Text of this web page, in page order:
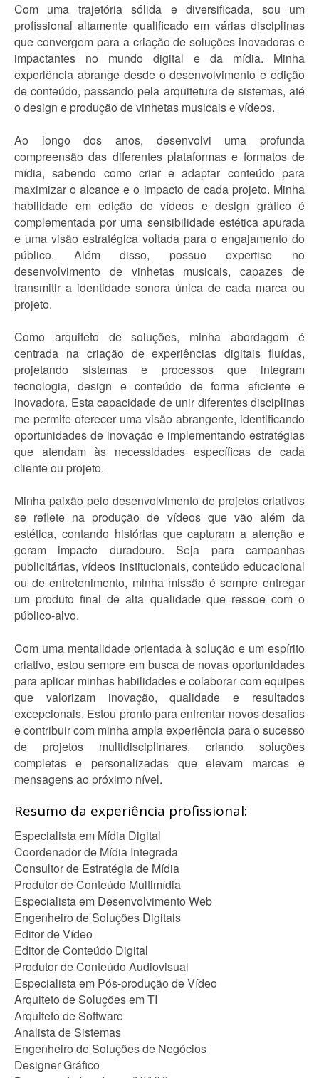
Com uma trajetória sólida e diversificada, sou um
profissional altamente qualificado em várias disciplinas
que convergem para a criação de soluções inovadoras e
impactantes no mundo digital e da mídia. Minha
experiência abrange desde o desenvolvimento e edição
de conteúdo, passando pela arquitetura de sistemas, até
o design e produção de vinhetas musicais e vídeos.
Ao longo dos anos, desenvolvi uma profunda
compreensão das diferentes plataformas e formatos de
mídia, sabendo como criar e adaptar conteúdo para
maximizar o alcance e o impacto de cada projeto. Minha
habilidade em edição de vídeos e design gráfico é
complementada por uma sensibilidade estética apurada
e uma visão estratégica voltada para o engajamento do
público. Além disso, possuo expertise no
desenvolvimento de vinhetas musicais, capazes de
transmitir a identidade sonora única de cada marca ou
projeto.
Como arquiteto de soluções, minha abordagem é
centrada na criação de experiências digitais fluídas,
projetando sistemas e processos que integram
tecnologia, design e conteúdo de forma eficiente e
inovadora. Esta capacidade de unir diferentes disciplinas
me permite oferecer uma visão abrangente, identificando
oportunidades de inovação e implementando estratégias
que atendam às necessidades específicas de cada
cliente ou projeto.
Minha paixão pelo desenvolvimento de projetos criativos
se reflete na produção de vídeos que vão além da
estética, contando histórias que capturam a atenção e
geram impacto duradouro. Seja para campanhas
publicitárias, vídeos institucionais, conteúdo educacional
ou de entretenimento, minha missão é sempre entregar
um produto final de alta qualidade que ressoe com o
público-alvo.
Com uma mentalidade orientada à solução e um espírito
criativo, estou sempre em busca de novas oportunidades
para aplicar minhas habilidades e colaborar com equipes
que valorizam inovação, qualidade e resultados
excepcionais. Estou pronto para enfrentar novos desafios
e contribuir com minha ampla experiência para o sucesso
de projetos multidisciplinares, criando soluções
completas e personalizadas que elevam marcas e
mensagens ao próximo nível.
Resumo da experiência profissional:
Especialista em Mídia Digital
Coordenador de Mídia Integrada
Consultor de Estratégia de Mídia
Produtor de Conteúdo Multimídia
Especialista em Desenvolvimento Web
Engenheiro de Soluções Digitais
Editor de Vídeo
Editor de Conteúdo Digital
Produtor de Conteúdo Audiovisual
Especialista em Pós-produção de Vídeo
Arquiteto de Soluções em TI
Arquiteto de Software
Analista de Sistemas
Engenheiro de Soluções de Negócios
Designer Gráfico